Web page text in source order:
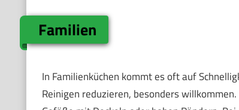
Familien
In Familienküchen kommt es oft auf
Reinigen reduzieren, besonders